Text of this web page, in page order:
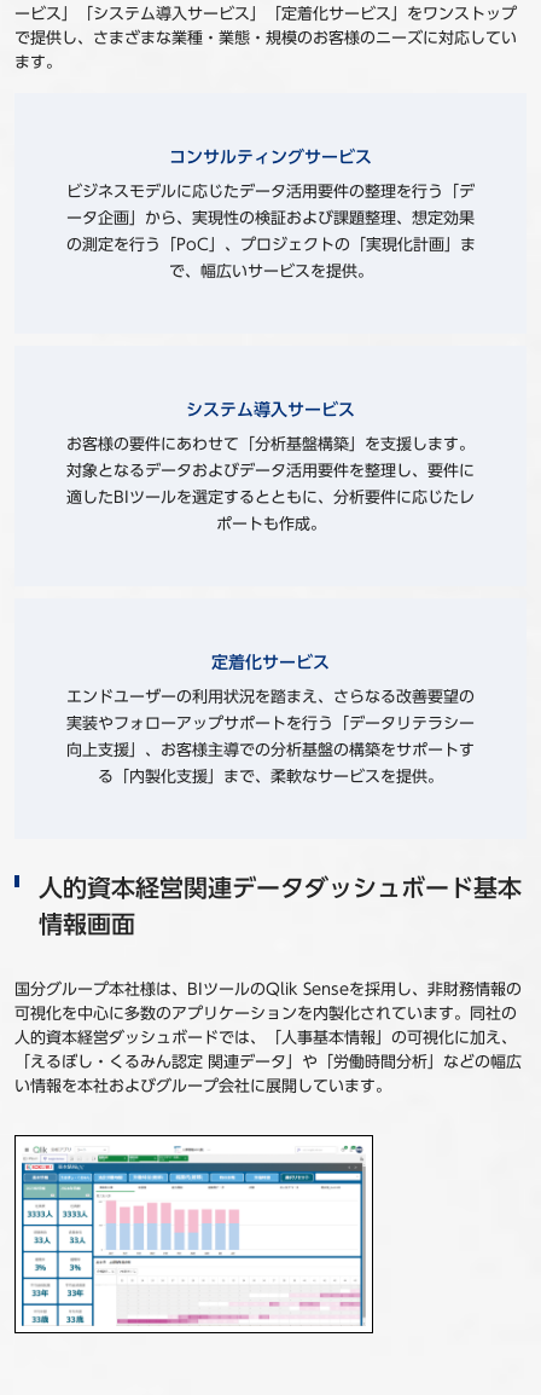
ービス」「システム導入サービス」「定着化サービス」をワンストップ
で提供し、さまざまな業種・業態・規模のお客様のニーズに対応してい
ます。
コンサルティングサービス
ビジネスモデルに応じたデータ活⽤要件の整理を⾏う「デ
ータ企画」から、実現性の検証および課題整理、想定効果
の測定を⾏う「PoC」、プロジェクトの「実現化計画」ま
で、幅広いサービスを提供。
システム導⼊サービス
お客様の要件にあわせて「分析基盤構築」を⽀援します。
対象となるデータおよびデータ活⽤要件を整理し、要件に
適したBIツールを選定するとともに、分析要件に応じたレ
ポートも作成。
定着化サービス
エンドユーザーの利⽤状況を踏まえ、さらなる改善要望の
実装やフォローアップサポートを⾏う「データリテラシー
向上⽀援」、お客様主導での分析基盤の構築をサポートす
る「内製化⽀援」まで、柔軟なサービスを提供。
人的資本経営関連データダッシュボード基本
情報画面
国分グループ本社様は、BIツールのQlik Senseを採用し、非財務情報の
可視化を中心に多数のアプリケーションを内製化されています。同社の
人的資本経営ダッシュボードでは、「人事基本情報」の可視化に加え、
「えるぼし・くるみん認定 関連データ」や「労働時間分析」などの幅広
い情報を本社およびグループ会社に展開しています。